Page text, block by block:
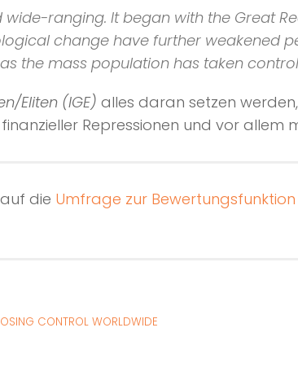
ranging. It began with the Great
change have further weakened
the mass population has taken
Eliten (IGE) alles daran setzen
Repressionen und vor allem
die Umfrage zur
CONTROL WORLDWIDE